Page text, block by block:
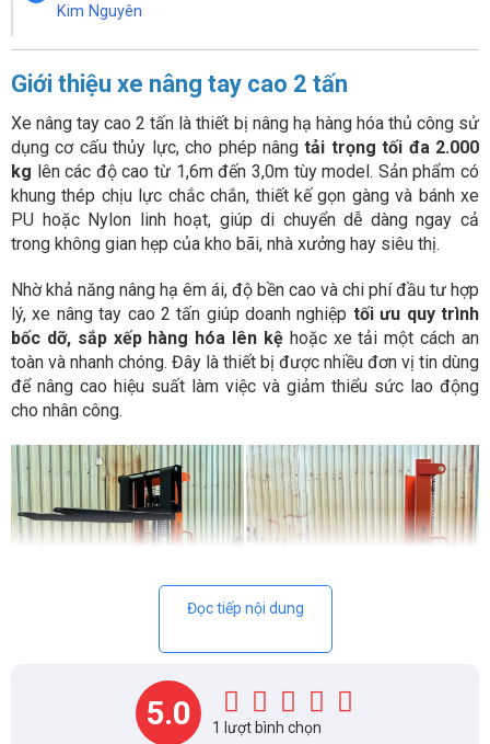
Kim Nguyên
Giới thiệu xe nâng tay cao 2 tấn
Xe nâng tay cao 2 tấn là thiết bị nâng hạ hàng hóa thủ công sử
dụng cơ cấu thủy lực, cho phép nângtải trọng tối đa 2.000
kg lên các độ cao từ 1,6m đến 3,0m tùy model. Sản phẩm có
khung thép chịu lực chắc chắn, thiết kế gọn gàng và bánh xe
PU hoặc Nylon linh hoạt, giúp di chuyển dễ dàng ngay cả
trong không gian hẹp của kho bãi, nhà xưởng hay siêu thị.
Nhờ khả năng nâng hạ êm ái, độ bền cao và chi phí đầu tư hợp
lý, xe nâng tay cao 2 tấn giúp doanh nghiệp tối ưu quy trình
bốc dỡ, sắp xếp hàng hóa lên kệ hoặc xe tải một cách an
toàn và nhanh chóng. Đây là thiết bị được nhiều đơn vị tin dùng
để nâng cao hiệu suất làm việc và giảm thiểu sức lao động
cho nhân công.
Đọc tiếp nội dung
5.0 1 lượt bình chọn